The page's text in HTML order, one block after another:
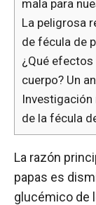
mala para
La peligrosa
de fécula de
¿Qué
cuerpo? Un
de la fécula
La razón
papas es
glucémico de